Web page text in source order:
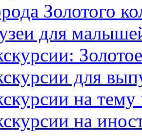
Золотого
для
для
на тему
на